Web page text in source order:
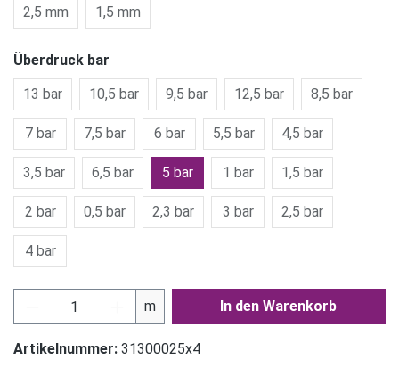
2,5 mm 1,5 mm
Überdruck bar
13 bar
10,5 bar 9,5 bar 12,5 bar 8,5 bar
7 bar 7,5 bar 6 bar 5,5 bar 4,5 bar
3,5 bar 6,5 bar 5 bar 1 bar 1,5 bar
2 bar 0,5 bar 2,3 bar 3 bar 2,5 bar
4 bar
Produkt Anzahl: Gib den gewünschten Wert
m In den Warenkorb
Artikelnummer: 31300025x4